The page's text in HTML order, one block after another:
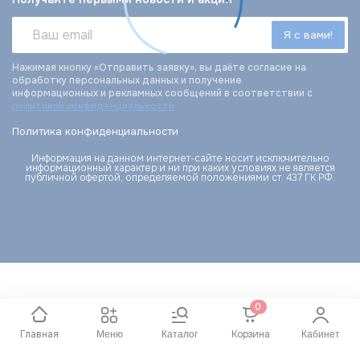
Нажимая кнопку «Отправить заявку», вы даёте согласие на
обработку персональных данных и получение
информационных и рекламных сообщений в соответствии с
политикой конфиденциальности
Политика конфиденциальности
Информация на данном интернет-сайте носит исключительно
информационный характер и ни при каких условиях не является
публичной офертой, определяемой положениями ст. 437 ГК РФ.
Главная Меню Каталог
0
Корзина Кабинет